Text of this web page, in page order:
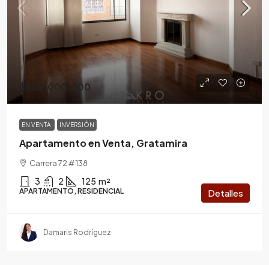
$820.000.000
EN VENTA INVERSIÓN
Apartamento en Venta, Gratamira
Carrera 72 # 138
3 2 125 m²
APARTAMENTO, RESIDENCIAL Detalles
Damaris Rodríguez